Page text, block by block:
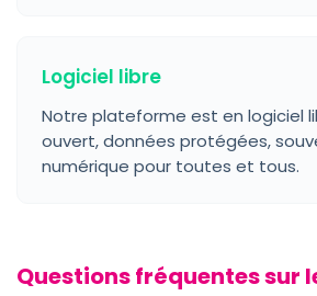
Logiciel libre
Notre plateforme est en logiciel
ouvert, données protégées,
numérique pour toutes et tous.
Questions fréquentes sur